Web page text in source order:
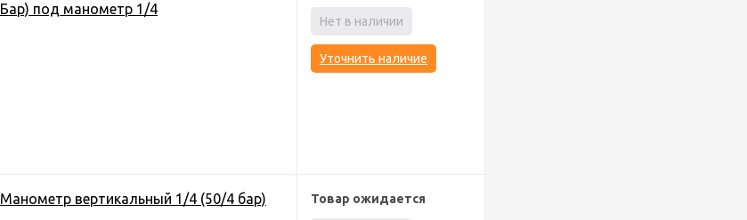
Бар) под манометр 1/4
Нет в наличии
Уточнить наличие
Манометр вертикальный 1/4 (50/4 бар) Товар ожидается